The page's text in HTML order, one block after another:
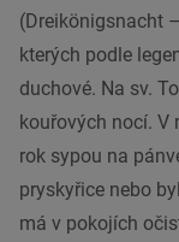
(Dreikönigsnacht
kterých podle
duchové. Na sv.
kouřových nocí. V
rok sypou na
pryskyřice nebo
má v pokojích